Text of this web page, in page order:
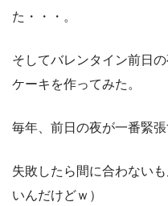
た・・・。
そしてバレンタイン前日
ケーキを作ってみた。
毎年、前日の夜が一番緊張
失敗したら間に合わない
いんだけどｗ）